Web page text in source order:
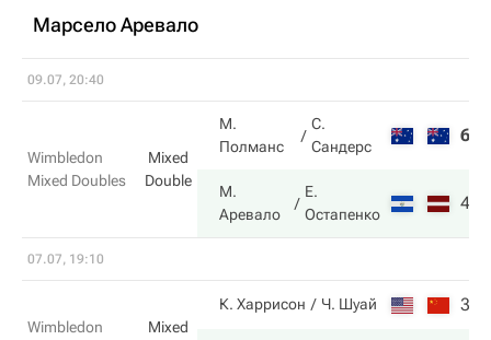
Марсело Аревало
09.07, 20:40
Wimbledon
Mixed Doubles
Mixed
Double
М.
Полманс
С.
Сандерс
6
М.
Аревало
Е.
Остапенко
4
07.07, 19:10
Wimbledon
Mixed
К. Харрисон Ч. Шуай 3